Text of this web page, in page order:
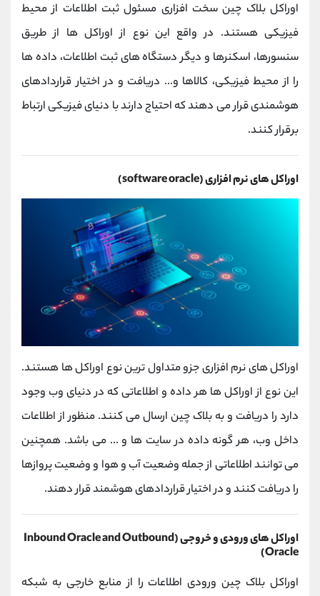
اوراکل بلاک چین سخت افزاری مسئول ثبت اطلاعات از محیط
فیزیکی هستند. در واقع این نوع از اوراکل ها از طریق
سنسورها، اسکنرها و دیگر دستگاه های ثبت اطلاعات، داده ها
را از محیط فیزیکی، کالاها و... دریافت و در اختیار قراردادهای
هوشمندی قرار می دهند که احتیاج دارند با دنیای فیزیکی ارتباط
برقرار کنند.
اوراکل های نرم افزاری (software oracle)
اوراکل های نرم افزاری جزو متداول ترین نوع اوراکل ها هستند.
این نوع از اوراکل ها هر داده و اطلاعاتی که در دنیای وب وجود
دارد را دریافت و به بلاک چین ارسال می کنند. منظور از اطلاعات
داخل وب، هر گونه داده در سایت ها و ... می باشد. همچنین
می توانند اطلاعاتی از جمله وضعیت آب و هوا و وضعیت پروازها
را دریافت کنند و در اختیار قراردادهای هوشمند قرار دهند.
اوراکل های ورودی و خروجی (Inbound Oracle and Outbound
Oracle)
اوراکل بلاک چین ورودی اطلاعات را از منابع خارجی به شبکه